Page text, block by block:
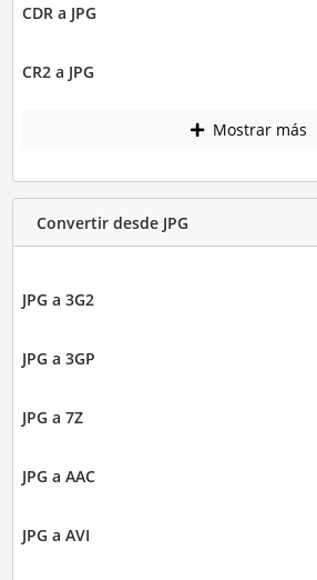
CDR a JPG
CR2 a JPG
Mostrar más
Convertir desde JPG
JPG a 3G2
JPG a 3GP
JPG a 7Z
JPG a AAC
JPG a AVI